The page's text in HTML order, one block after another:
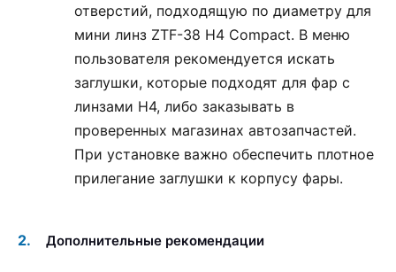
отверстий, подходящую по диаметру для
мини линз ZTF-38 H4 Compact. В меню
пользователя рекомендуется искать
заглушки, которые подходят для фар с
линзами H4, либо заказывать в
проверенных магазинах автозапчастей.
При установке важно обеспечить плотное
прилегание заглушки к корпусу фары.
Дополнительные рекомендации